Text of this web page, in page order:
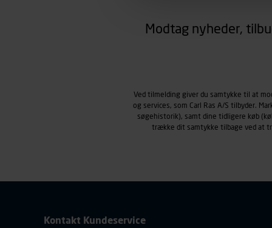
Carl Ras anvender
henblik på markedsføring,
personoplysninger om
Vi henviser endvidere til
personoplysninger.
Modtag nyheder,
Ved tilmelding giver du samtykke til at
og services, som Carl Ras A/S tilbyder.
søgehistorik), samt dine tidligere køb
trække dit samtykke tilbage ved at
Kontakt Kundeservice